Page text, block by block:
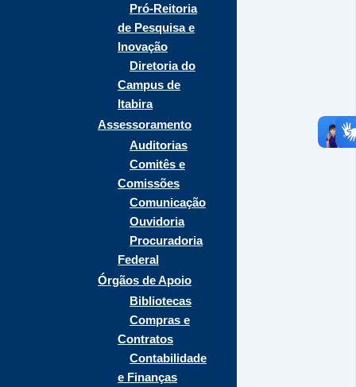
Pró-Reitoria
de Pesquisa e
Inovação
Diretoria do
Campus de
Itabira
Assessoramento
Auditorias
Comitês e
Comissões
Comunicação
Ouvidoria
Procuradoria
Federal
Órgãos de Apoio
Bibliotecas
Compras e
Contratos
Contabilidade
e Finanças